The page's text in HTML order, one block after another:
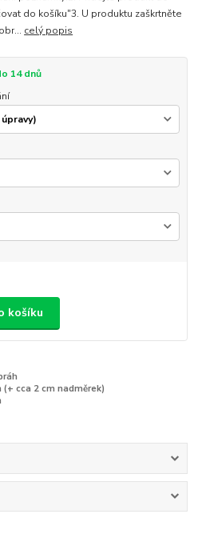
do košíku"3. U produktu zaškrtněte
celý popis
14 dnů
košíku
(+ cca 2 cm nadměrek)